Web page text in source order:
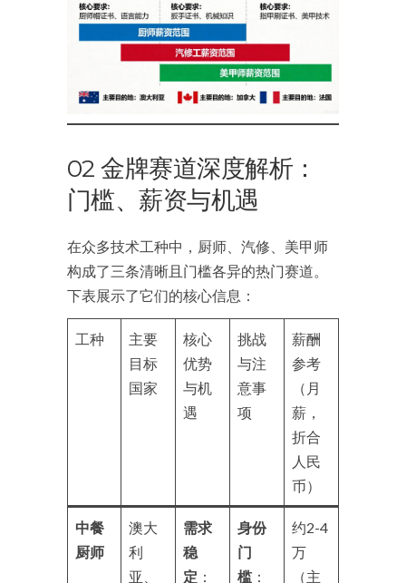
02 金牌赛道深度解析：
门槛、薪资与机遇
在众多技术工种中，厨师、汽修、美甲师
构成了三条清晰且门槛各异的热门赛道。
下表展示了它们的核心信息：
工种
主要
目标
国家
核心
优势
与机
遇
挑战
与注
意事
项
薪酬
参考
（月
薪，
折合
人民
币）
中餐
厨师
澳大
利
亚、
需求
稳
定 ：
身份
门
槛：
约2-4
万
（主